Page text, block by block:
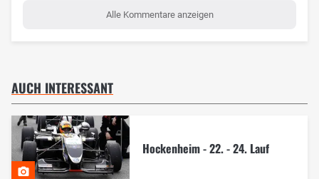
Alle Kommentare anzeigen
AUCH INTERESSANT
Hockenheim - 22. - 24. Lauf